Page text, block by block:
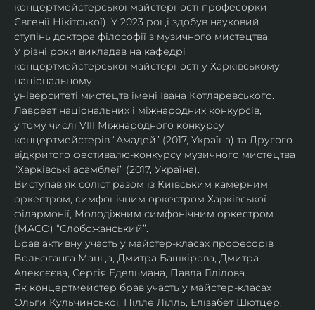
концертмейстерської майстерності професорки
Євгенії Нікітської). У 2023 році здобув науковий
ступінь доктора філософії з музичного мистецтва.
У різні роки викладав на кафедрі
концертмейстерської майстерності у Харківському
національному
університеті мистецтв імені Івана Котляревського.
Лавреат національних і міжнародних конкурсів,
у тому числі VIII Міжнародного конкурсу
концертмейстерів “Амадей” (2017, Україна) та Другого
відкритого фестивалю-конкурсу музичного мистецтва
“Харківські асамблеї” (2017, Україна).
Виступав як соліст разом із Київським камерним
оркестром, симфонічним оркестром Харківської
філармонії, Молодіжним симфонічним оркестром
(МАСО) “Слобожанський”.
Брав активну участь у майстер-класах професорів
Вольфганга Манца, Дмитра Башкірова, Дмитра
Алексєєва, Сергія Едельмана, Павла Гілілова.
Як концертмейстер брав участь у майстер-класах
Ольги Кульчинської, Пілле Лілль, Елізабет Шютцер,